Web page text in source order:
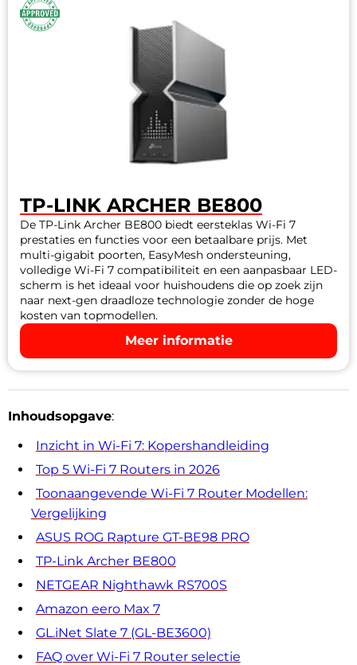
TP-LINK ARCHER BE800
De TP-Link Archer BE800 biedt eersteklas Wi-Fi 7
prestaties en functies voor een betaalbare prijs. Met
multi-gigabit poorten, EasyMesh ondersteuning,
volledige Wi-Fi 7 compatibiliteit en een aanpasbaar LED-
scherm is het ideaal voor huishoudens die op zoek zijn
naar next-gen draadloze technologie zonder de hoge
kosten van topmodellen.
Meer informatie
Inhoudsopgave:
Inzicht in Wi-Fi 7: Kopershandleiding
Top 5 Wi-Fi 7 Routers in 2026
Toonaangevende Wi-Fi 7 Router Modellen:
Vergelijking
ASUS ROG Rapture GT-BE98 PRO
TP-Link Archer BE800
NETGEAR Nighthawk RS700S
Amazon eero Max 7
GL.iNet Slate 7 (GL-BE3600)
FAQ over Wi-Fi 7 Router selectie